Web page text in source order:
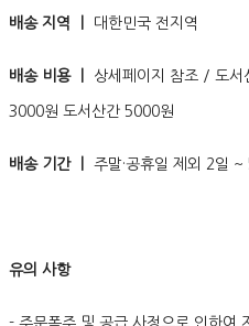
배송 지역 ㅣ 대한민국 전지역
배송 비용 ㅣ 상세페이지 참조 / 도
3000원 도서산간 5000원
배송 기간 ㅣ 주말·공휴일 제외 2일 ~
유의 사항
- 주문폭주 및 공급 사정으로 인하여